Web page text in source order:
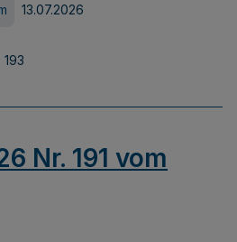
13.07.2026
193
Nr. 191 vom